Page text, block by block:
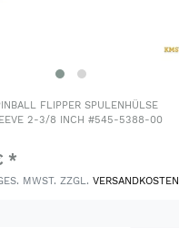
FLIPPER SPULENHÜLSE
2-3/8 INCH #545-5388-00
*
MWST. ZZGL.VERSANDKOSTEN